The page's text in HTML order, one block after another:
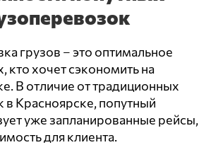
грузов – это оптимальное
кто хочет сэкономить на
В отличие от традиционных
в Красноярске, попутный
уже запланированные рейсы,
для клиента.